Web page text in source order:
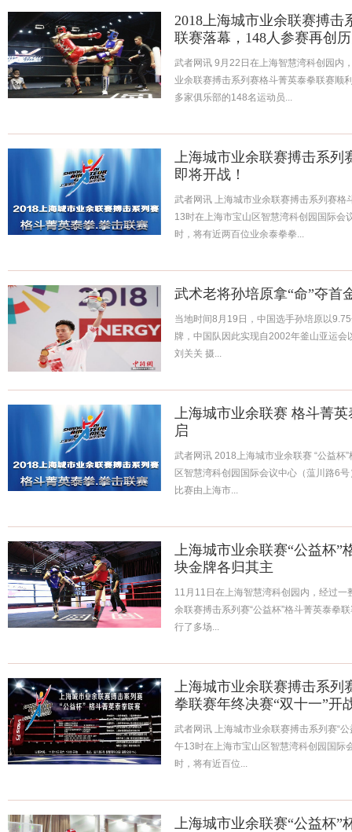
2018上海城市业余联赛搏击
联赛落幕，148人参赛再创
武者网讯 9月22日在上海智慧湾科创园内
业余联赛搏击系列赛格斗菁英泰拳联赛顺
多家俱乐部的148名运动员...
上海城市业余联赛搏击系列
即将开战！
武者网讯 上海城市业余联赛搏击系列赛
13时在上海市宝山区智慧湾科创园国际会
时，将有近两百位业余泰拳拳...
武术老将孙培原拿“命”夺首
当地时间8月19日，中国选手孙培原以
牌，中国队因此实现自2002年釜山亚运会
刘关关 摄...
上海城市业余联赛 格斗菁
启
武者网讯 2018上海城市业余联赛 “公益杯
区智慧湾科创园国际会议中心（蕰川路6
比赛由上海市...
上海城市业余联赛“公益杯”
块金牌各归其主
11月11日在上海智慧湾科创园内，经过
余联赛搏击系列赛“公益杯”格斗菁英泰拳
行了多场...
上海城市业余联赛搏击系列
拳联赛年终决赛“双十一”开
武者网讯 上海城市业余联赛搏击系列赛“
午13时在上海市宝山区智慧湾科创园国际
时，将有近百位...
上海城市业余联赛“公益杯”